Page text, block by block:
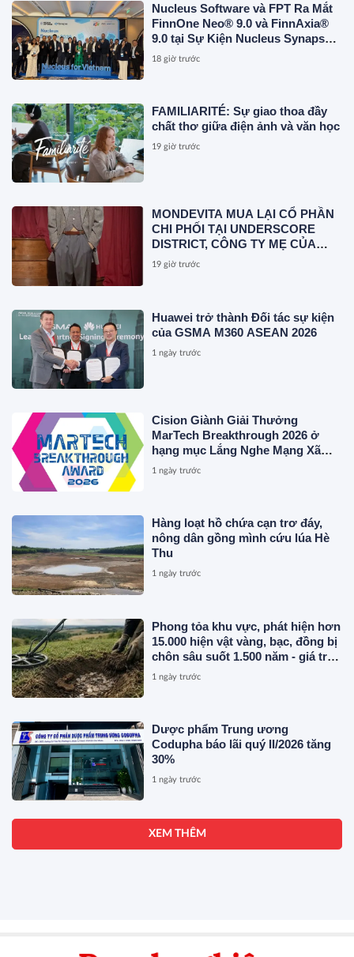
Nucleus Software và FPT Ra Mắt
FinnOne Neo® 9.0 và FinnAxia®
9.0 tại Sự Kiện Nucleus Synapse
Lần Đầu Tiên tại Việt Nam
18 giờ trước
FAMILIARITÉ: Sự giao thoa đầy
chất thơ giữa điện ảnh và văn học
19 giờ trước
MONDEVITA MUA LẠI CỔ PHẦN
CHI PHỐI TẠI UNDERSCORE
DISTRICT, CÔNG TY MẸ CỦA
MAGLIANO, ĐÁNH DẤU BƯỚC
19 giờ trước
Huawei trở thành Đối tác sự kiện
của GSMA M360 ASEAN 2026
1 ngày trước
Cision Giành Giải Thưởng
MarTech Breakthrough 2026 ở
hạng mục Lắng Nghe Mạng Xã
Hội, Phân Phối Thông Cáo Báo
1 ngày trước
Hàng loạt hồ chứa cạn trơ đáy,
nông dân gồng mình cứu lúa Hè
Thu
1 ngày trước
Phong tỏa khu vực, phát hiện hơn
15.000 hiện vật vàng, bạc, đồng bị
chôn sâu suốt 1.500 năm - giá trị
tương đương 63 tỷ đồng
1 ngày trước
Dược phẩm Trung ương
Codupha báo lãi quý II/2026 tăng
30%
1 ngày trước
XEM THÊM